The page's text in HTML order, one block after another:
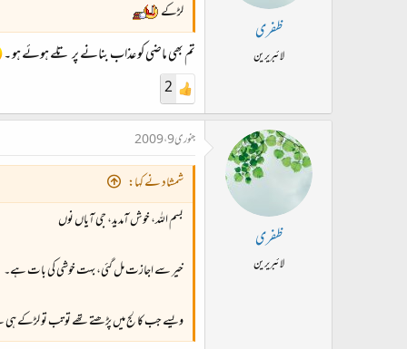
ظفری
لائبریرین
لڑکے
تم بھی ماضی کو عذاب بنانے پر تلے ہوئے ہو ۔
2
ظفری
لائبریرین
جنوری 9، 2009
شمشاد نے کہا:
بسم اللہ، خوش آمدید، جی آیاں نوں
خیر سے اجازت مل گئی، بہت خوشی کی بات ہے۔
ویسے جب کالج میں پڑھتے تھے تو تب تو لڑکے